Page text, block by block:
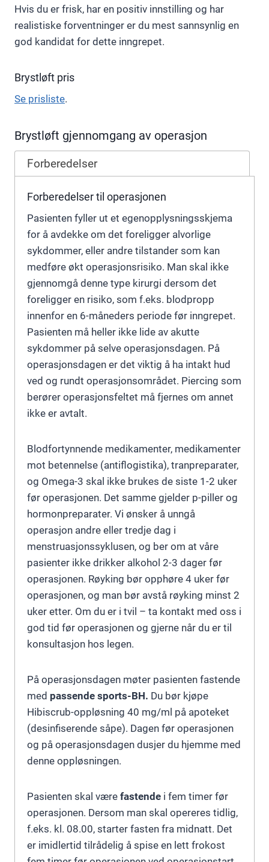
Hvis du er frisk, har en positiv innstilling og har
realistiske forventninger er du mest sannsynlig en
god kandidat for dette inngrepet.
Brystløft pris
Se prisliste.
Brystløft gjennomgang av operasjon
Forberedelser
Forberedelser til operasjonen
Pasienten fyller ut et egenopplysningsskjema
for å avdekke om det foreligger alvorlige
sykdommer, eller andre tilstander som kan
medføre økt operasjonsrisiko. Man skal ikke
gjennomgå denne type kirurgi dersom det
foreligger en risiko, som f.eks. blodpropp
innenfor en 6-måneders periode før inngrepet.
Pasienten må heller ikke lide av akutte
sykdommer på selve operasjonsdagen. På
operasjonsdagen er det viktig å ha intakt hud
ved og rundt operasjonsområdet. Piercing som
berører operasjonsfeltet må fjernes om annet
ikke er avtalt.
Blodfortynnende medikamenter, medikamenter
mot betennelse (antiflogistika), tranpreparater,
og Omega-3 skal ikke brukes de siste 1-2 uker
før operasjonen. Det samme gjelder p-piller og
hormonpreparater. Vi ønsker å unngå
operasjon andre eller tredje dag i
menstruasjonssyklusen, og ber om at våre
pasienter ikke drikker alkohol 2-3 dager før
operasjonen. Røyking bør opphøre 4 uker før
operasjonen, og man bør avstå røyking minst 2
uker etter. Om du er i tvil – ta kontakt med oss i
god tid før operasjonen og gjerne når du er til
konsultasjon hos legen.
På operasjonsdagen møter pasienten fastende
med passende sports-BH. Du bør kjøpe
Hibiscrub-oppløsning 40 mg/ml på apoteket
(desinfiserende såpe). Dagen før operasjonen
og på operasjonsdagen dusjer du hjemme med
denne oppløsningen.
Pasienten skal være fastende i fem timer før
operasjonen. Dersom man skal opereres tidlig,
f.eks. kl. 08.00, starter fasten fra midnatt. Det
er imidlertid tilrådelig å spise en lett frokost